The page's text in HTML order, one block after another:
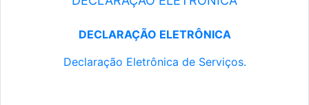
DECLARAÇÃO ELETRÔNICA
Declaração Eletrônica de Serviços.